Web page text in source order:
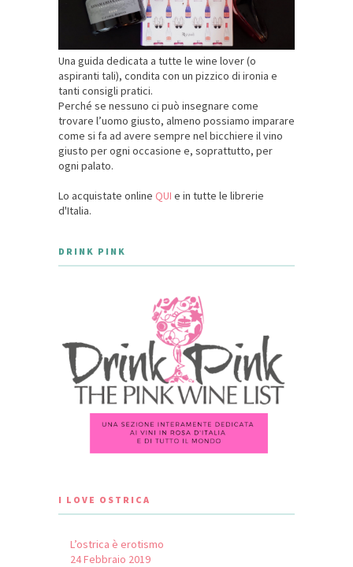
Una guida dedicata a tutte le wine lover (o
aspiranti tali), condita con un pizzico di ironia e
tanti consigli pratici.
Perché se nessuno ci può insegnare come
trovare l’uomo giusto, almeno possiamo imparare
come si fa ad avere sempre nel bicchiere il vino
giusto per ogni occasione e, soprattutto, per
ogni palato.
Lo acquistate online QUI e in tutte le librerie
d'Italia.
DRINK PINK
I LOVE OSTRICA
L’ostrica è erotismo
24 Febbraio 2019